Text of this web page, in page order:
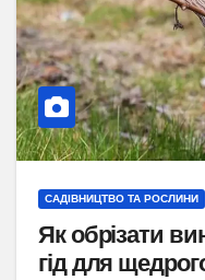
САДІВНИЦТВО ТА РОСЛИНИ
Як обрізати
гід для